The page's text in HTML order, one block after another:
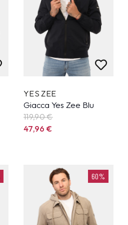
YES ZEE
Giacca Yes Zee Blu
119,90€
47,96€
60%